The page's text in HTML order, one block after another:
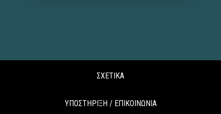
ΣΧΕΤΙΚΑ
ΥΠΟΣΤΗΡΙΞΗ / ΕΠΙΚΟΙΝΩΝΙΑ